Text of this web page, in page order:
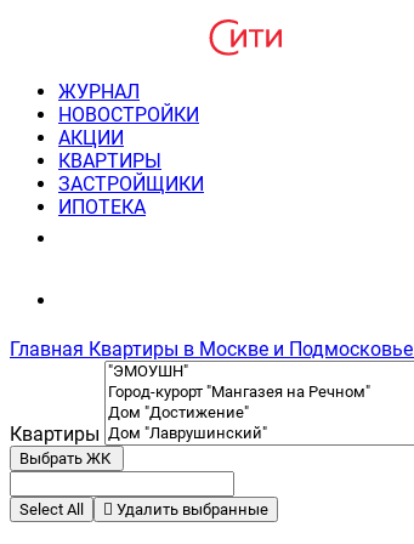
ЖУРНАЛ
НОВОСТРОЙКИ
АКЦИИ
КВАРТИРЫ
ЗАСТРОЙЩИКИ
ИПОТЕКА
Главная Квартиры в Москве и Подмосковье
Квартиры
Выбрать ЖК
Select All Удалить выбранные